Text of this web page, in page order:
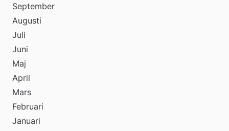
September
Augusti
Juli
Juni
Maj
April
Mars
Februari
Januari